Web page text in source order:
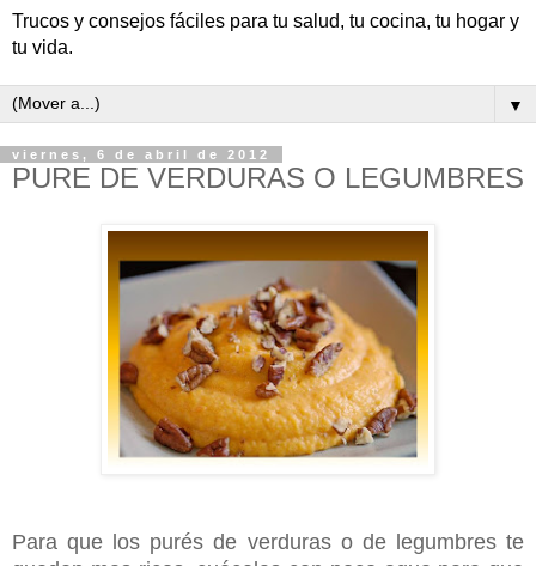
Trucos y consejos fáciles para tu salud, tu cocina, tu hogar y
tu vida.
▼
viernes, 6 de abril de 2012
PURE DE VERDURAS O LEGUMBRES
Para que los purés de verduras o de legumbres te